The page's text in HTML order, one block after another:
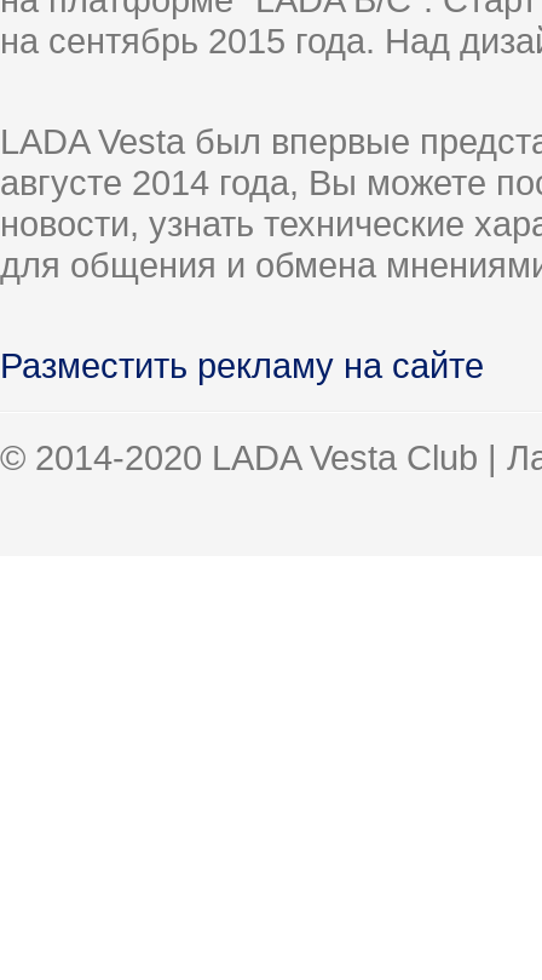
на сентябрь 2015 года. Над
LADA Vesta был впервые
августе 2014 года, Вы можете
новости, узнать технические
для общения и обмена
Разместить рекламу на сайте
© 2014-2020 LADA Vesta Club |